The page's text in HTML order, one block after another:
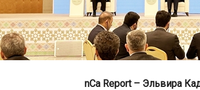
nCa Report – Эльвира